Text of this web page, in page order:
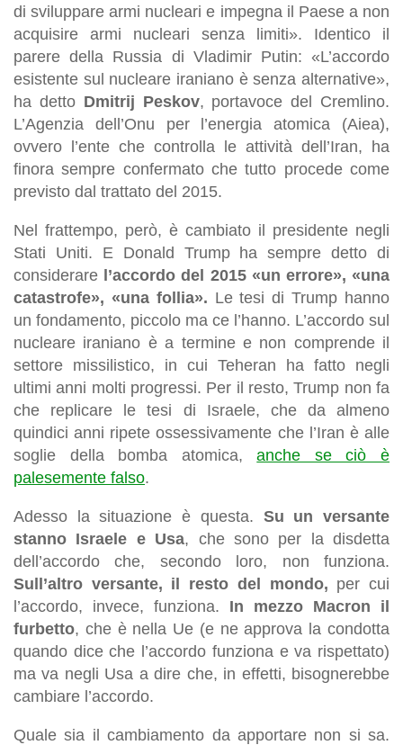
di sviluppare armi nucleari e impegna il Paese a non
acquisire armi nucleari senza limiti». Identico il
parere della Russia di Vladimir Putin: «L’accordo
esistente sul nucleare iraniano è senza alternative»,
ha detto Dmitrij Peskov, portavoce del Cremlino.
L’Agenzia dell’Onu per l’energia atomica (Aiea),
ovvero l’ente che controlla le attività dell’Iran, ha
finora sempre confermato che tutto procede come
previsto dal trattato del 2015.
Nel frattempo, però, è cambiato il presidente negli
Stati Uniti. E Donald Trump ha sempre detto di
considerare l’accordo del 2015 «un errore», «una
catastrofe», «una follia». Le tesi di Trump hanno
un fondamento, piccolo ma ce l’hanno. L’accordo sul
nucleare iraniano è a termine e non comprende il
settore missilistico, in cui Teheran ha fatto negli
ultimi anni molti progressi. Per il resto, Trump non fa
che replicare le tesi di Israele, che da almeno
quindici anni ripete ossessivamente che l’Iran è alle
soglie della bomba atomica,anche se ciò è
palesemente falso.
Adesso la situazione è questa. Su un versante
stanno Israele e Usa, che sono per la disdetta
dell’accordo che, secondo loro, non funziona.
Sull’altro versante, il resto del mondo, per cui
l’accordo, invece, funziona. In mezzo Macron il
furbetto, che è nella Ue (e ne approva la condotta
quando dice che l’accordo funziona e va rispettato)
ma va negli Usa a dire che, in effetti, bisognerebbe
cambiare l’accordo.
Quale sia il cambiamento da apportare non si sa.